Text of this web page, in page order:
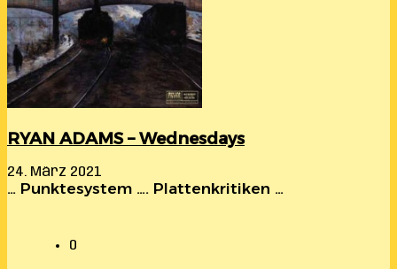
RYAN ADAMS – Wednesdays
24. März 2021
… Punktesystem …. Plattenkritiken …
0